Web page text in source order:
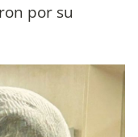
por su